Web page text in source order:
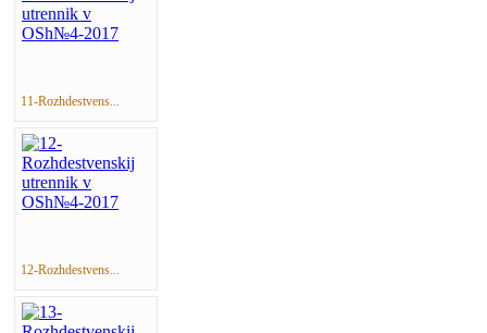
11-Rozhdestvens...
12-Rozhdestvens...